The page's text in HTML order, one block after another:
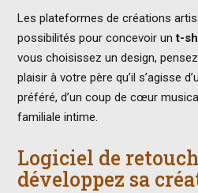
Les plateformes de créations
possibilités pour concevoir unt-
vous choisissez un design,
plaisir à votre père qu’il s’agisse
préféré, d’un coup de cœur
familiale intime.
Logiciel de
développez sa